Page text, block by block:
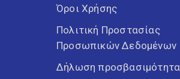
Όροι Χρήσης
Πολιτική Προστασίας
Προσωπικών Δεδομένων
Δήλωση